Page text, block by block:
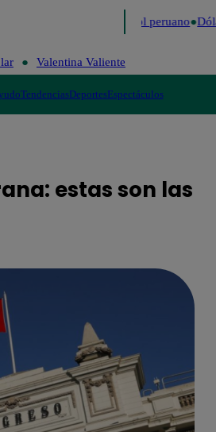
Fútbol peruano Dólar
Valentina Valiente
TendenciasDeportesEspectáculos
estas son las